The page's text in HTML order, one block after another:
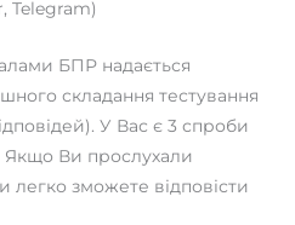
Telegram)
БПР надається
складання тестування
У Вас є 3 спроби
Якщо Ви прослухали
зможете відповісти